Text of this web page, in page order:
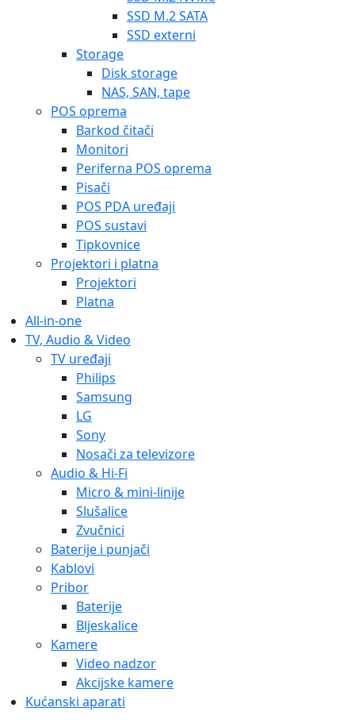
SSD M.2 SATA
SSD externi
Storage
Disk storage
NAS, SAN, tape
POS oprema
Barkod čitači
Monitori
Periferna POS oprema
Pisači
POS PDA uređaji
POS sustavi
Tipkovnice
Projektori i platna
Projektori
Platna
All-in-one
TV, Audio & Video
TV uređaji
Philips
Samsung
LG
Sony
Nosači za televizore
Audio & Hi-Fi
Micro & mini-linije
Slušalice
Zvučnici
Baterije i punjači
Kablovi
Pribor
Baterije
Bljeskalice
Kamere
Video nadzor
Akcijske kamere
Kućanski aparati